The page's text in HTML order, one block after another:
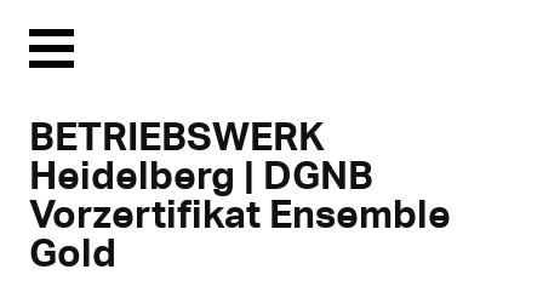
Menu
BETRIEBSWERK
Heidelberg | DGNB
Vorzertifikat Ensemble
Gold